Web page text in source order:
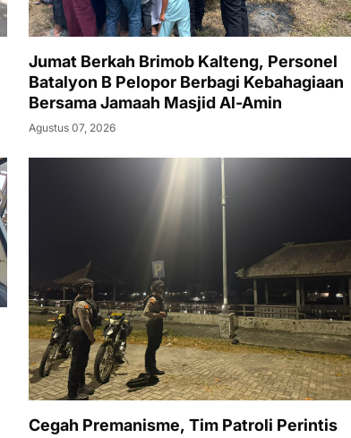
Jumat Berkah Brimob Kalteng, Personel
Batalyon B Pelopor Berbagi Kebahagiaan
Bersama Jamaah Masjid Al-Amin
Agustus 07, 2026
Cegah Premanisme, Tim Patroli Perintis